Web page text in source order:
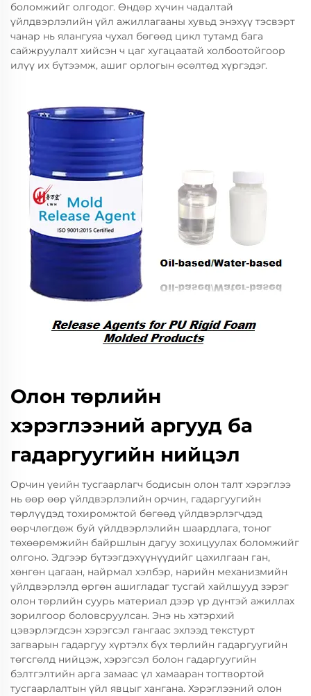
боломжийг олгодог. Өндөр хүчин чадалтай
үйлдвэрлэлийн үйл ажиллагааны хувьд энэхүү тэсвэрт
чанар нь ялангуяа чухал бөгөөд цикл тутамд бага
сайжруулалт хийсэн ч цаг хугацаатай холбоотойгоор
илүү их бүтээмж, ашиг орлогын өсөлтөд хүргэдэг.
Олон төрлийн
хэрэглээний аргууд ба
гадаргуугийн нийцэл
Орчин үеийн тусгаарлагч бодисын олон талт хэрэглээ
нь өөр өөр үйлдвэрлэлийн орчин, гадаргуугийн
төрлүүдэд тохиромжтой бөгөөд үйлдвэрлэгчдэд
өөрчлөгдөж буй үйлдвэрлэлийн шаардлага, тоног
төхөөрөмжийн байршлын дагуу зохицуулах боломжийг
олгоно. Эдгээр бүтээгдэхүүнүүдийг цахилгаан ган,
хөнгөн цагаан, найрмал хэлбэр, нарийн механизмийн
үйлдвэрлэлд өргөн ашигладаг тусгай хайлшууд зэрэг
олон төрлийн суурь материал дээр үр дүнтэй ажиллах
зорилгоор боловсруулсан. Энэ нь хэтэрхий
цэвэрлэгдсэн хэрэгсэл гангаас эхлээд текстурт
загварын гадаргуу хүртэлх бүх төрлийн гадаргуугийн
төгсгөлд нийцэж, хэрэгсэл болон гадаргуугийн
бэлтгэлтийн арга замаас үл хамааран тогтвортой
тусгаарлалтын үйл явцыг хангана. Хэрэглээний олон